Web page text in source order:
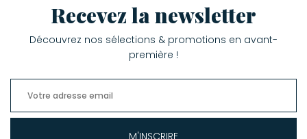
Recevez la newsletter
Découvrez nos sélections & promotions en avant-
première !
M'INSCRIRE